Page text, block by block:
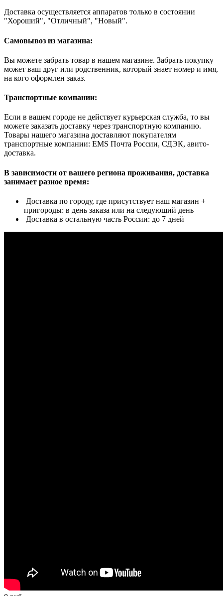
Доставка осуществляется аппаратов только в состоянии
"Хороший", "Отличный", "Новый".
Самовывоз из магазина:
Вы можете забрать товар в нашем магазине. Забрать покупку
может ваш друг или родственник, который знает номер и имя,
на кого оформлен заказ.
Транспортные компании:
Если в вашем городе не действует курьерская служба, то вы
можете заказать доставку через транспортную компанию.
Товары нашего магазина доставляют покупателям
транспортные компании: EMS Почта России, СДЭК, авито-
доставка.
В зависимости от вашего региона проживания, доставка
занимает разное время:
Доставка по городу, где присутствует наш магазин +
пригороды: в день заказа или на следующий день
Доставка в остальную часть России: до 7 дней